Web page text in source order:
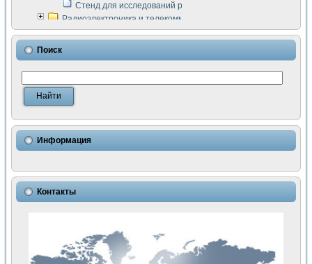
Стенд для исследований рабочих процессов ДВС в
Радиоэлектроника и телекоммуникации
LabVIEW в расчетах радиолиний систем передачи данных
Аппаратно-программный комплекс для исследования
Виртуальный лабораторный стенд для исследования
Измерение шумовых параметров операционных
Измерительный преобразователь на основе цифровой
Использование NI LabVIEW для математического
Исследовние возможности создания измерителя ВАХ
Математическое моделирование генератора сигналов -
Применение осциллографического модуля с высоким
Симуляция отклика импульсного радиолокационного
Автоматизация формирования уравнений состояния для
Разработка автоматизированного стенда для измерения
Применение среды LabVIEW для построения картины
Портативная система для определения показателей
Поиск
Информация
Контакты